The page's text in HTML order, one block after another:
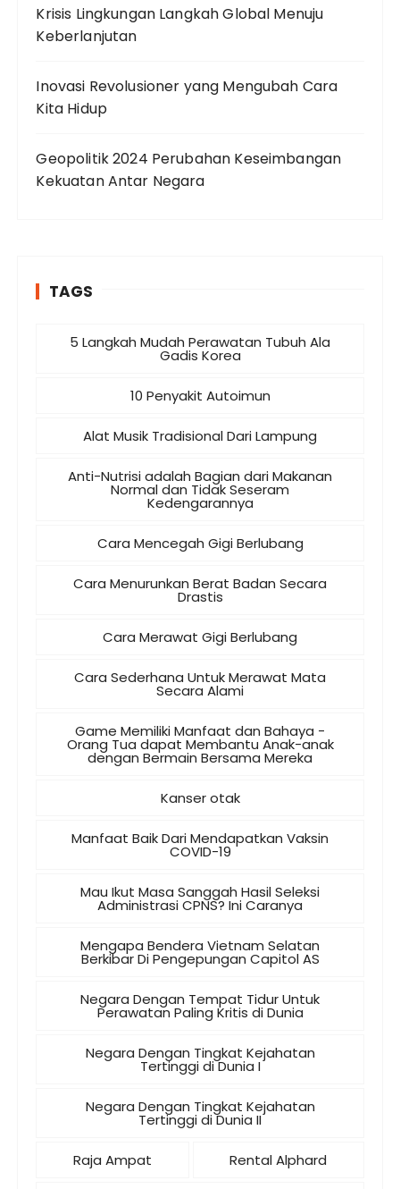
Krisis Lingkungan Langkah Global Menuju
Keberlanjutan
Inovasi Revolusioner yang Mengubah Cara
Kita Hidup
Geopolitik 2024 Perubahan Keseimbangan
Kekuatan Antar Negara
TAGS
5 Langkah Mudah Perawatan Tubuh Ala
Gadis Korea
10 Penyakit Autoimun
Alat Musik Tradisional Dari Lampung
Anti-Nutrisi adalah Bagian dari Makanan
Normal dan Tidak Seseram
Kedengarannya
Cara Mencegah Gigi Berlubang
Cara Menurunkan Berat Badan Secara
Drastis
Cara Merawat Gigi Berlubang
Cara Sederhana Untuk Merawat Mata
Secara Alami
Game Memiliki Manfaat dan Bahaya -
Orang Tua dapat Membantu Anak-anak
dengan Bermain Bersama Mereka
Kanser otak
Manfaat Baik Dari Mendapatkan Vaksin
COVID-19
Mau Ikut Masa Sanggah Hasil Seleksi
Administrasi CPNS? Ini Caranya
Mengapa Bendera Vietnam Selatan
Berkibar Di Pengepungan Capitol AS
Negara Dengan Tempat Tidur Untuk
Perawatan Paling Kritis di Dunia
Negara Dengan Tingkat Kejahatan
Tertinggi di Dunia I
Negara Dengan Tingkat Kejahatan
Tertinggi di Dunia II
Raja Ampat Rental Alphard